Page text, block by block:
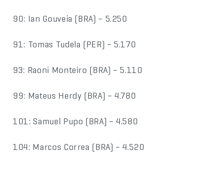
90: Ian Gouveia (BRA) – 5.250
91: Tomas Tudela (PER) – 5.170
93: Raoni Monteiro (BRA) – 5.110
99: Mateus Herdy (BRA) – 4.780
101: Samuel Pupo (BRA) – 4.580
104: Marcos Correa (BRA) – 4.520